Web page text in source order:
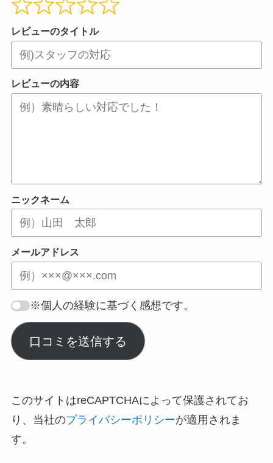
レビューのタイトル
レビューの内容
ニックネーム
メールアドレス
※個人の経験に基づく感想です。
口コミを送信する
このサイトはreCAPTCHAによって保護されてお
り、当社のプライバシーポリシーが適用されま
す。